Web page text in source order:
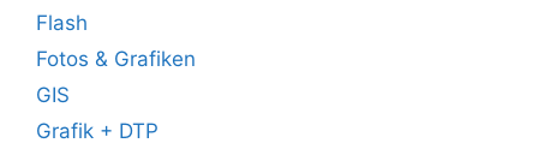
Flash
Fotos & Grafiken
GIS
Grafik + DTP